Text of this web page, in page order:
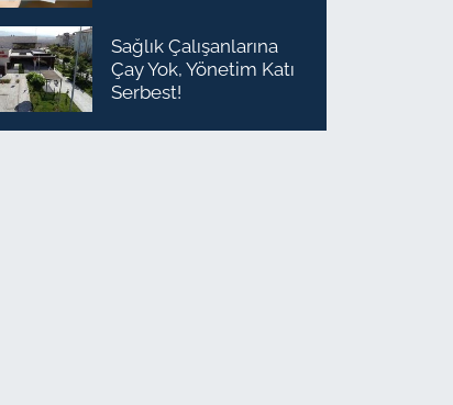
Sağlık Çalışanlarına
Çay Yok, Yönetim Katı
Serbest!